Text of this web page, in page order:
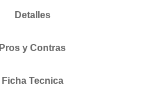
Detalles
Pros y Contras
Ficha Tecnica